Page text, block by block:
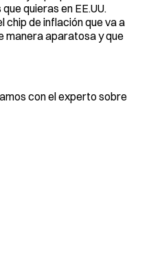
quieras en EE.UU.
chip de inflación que va a
manera aparatosa y que
con el experto sobre